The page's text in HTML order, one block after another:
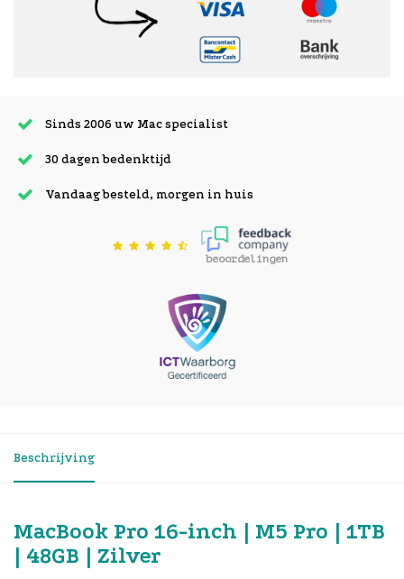
Sinds 2006 uw Mac specialist
30 dagen bedenktijd
Vandaag besteld, morgen in huis
beoordelingen
Beschrijving
MacBook Pro 16-inch | M5 Pro | 1TB
| 48GB | Zilver